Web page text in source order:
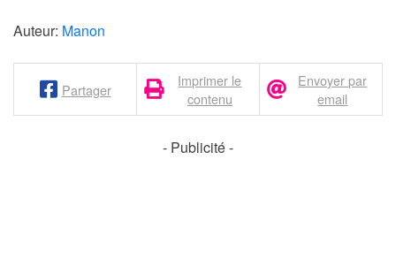
Auteur: Manon
Partager
Imprimer le
contenu
Envoyer par
email
- Publicité -